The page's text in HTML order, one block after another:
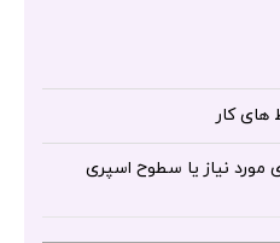
های کار
مورد نیاز یا سطوح اسپری